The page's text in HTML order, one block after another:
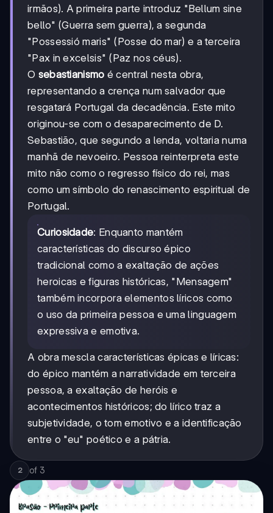
irmãos). A primeira parte introduz "Bellum sine
bello" (Guerra sem guerra), a segunda
"Possessió maris" (Posse do mar) e a terceira
"Pax in excelsis" (Paz nos céus).
O sebastianismo é central nesta obra,
representando a crença num salvador que
resgatará Portugal da decadência. Este mito
originou-se com o desaparecimento de D.
Sebastião, que segundo a lenda, voltaria numa
manhã de nevoeiro. Pessoa reinterpreta este
mito não como o regresso físico do rei, mas
como um símbolo do renascimento espiritual de
Portugal.
Curiosidade: Enquanto mantém
características do discurso épico
tradicional como a exaltação de ações
heroicas e figuras históricas, "Mensagem"
também incorpora elementos líricos como
o uso da primeira pessoa e uma linguagem
expressiva e emotiva.
A obra mescla características épicas e líricas:
do épico mantém a narratividade em terceira
pessoa, a exaltação de heróis e
acontecimentos históricos; do lírico traz a
subjetividade, o tom emotivo e a identificação
entre o "eu" poético e a pátria.
2 of 3